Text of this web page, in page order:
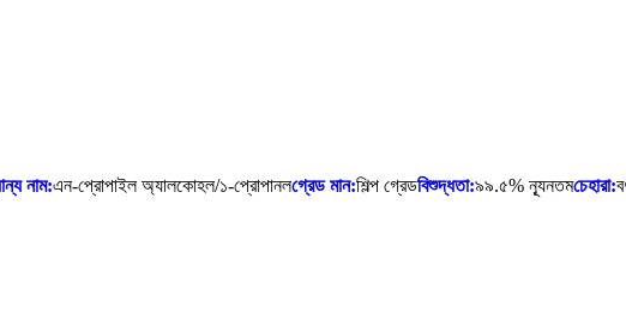
নাম:এন-প্রোপাইল অ্যালকোহল/১-প্রোপানলগ্রেড মান:শিল্প গ্রেডবিশুদ্ধতা:৯৯.৫% ন্যূনতমচেহারা: